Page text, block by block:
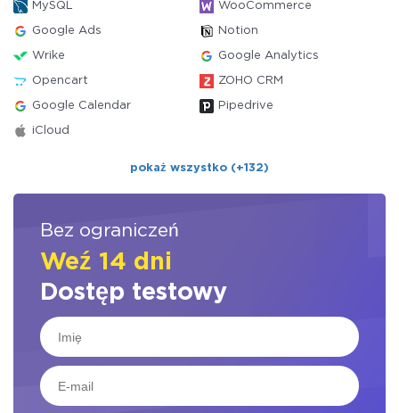
MySQL WooCommerce
Google Ads Notion
Wrike Google Analytics
Opencart ZOHO CRM
Google Calendar Pipedrive
iCloud
pokaż wszystko (+132)
Bez ograniczeń
Weź 14 dni
Dostęp testowy